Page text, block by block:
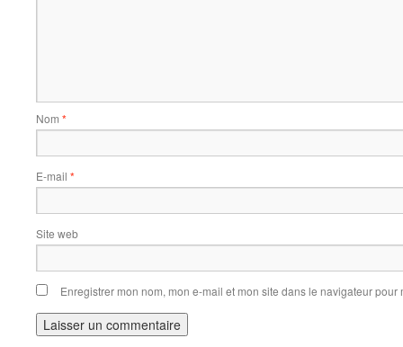
Nom *
E-mail *
Site web
Enregistrer mon nom, mon e-mail et mon site dans le navigateur